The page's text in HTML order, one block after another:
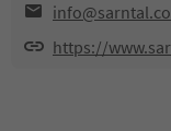
https://